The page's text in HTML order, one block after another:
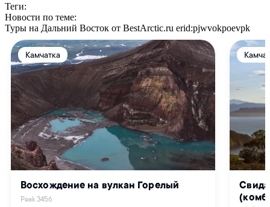
Теги:
Новости по теме:
Туры на Дальний Восток от BestArctic.ru erid:pjwvokpoevpk